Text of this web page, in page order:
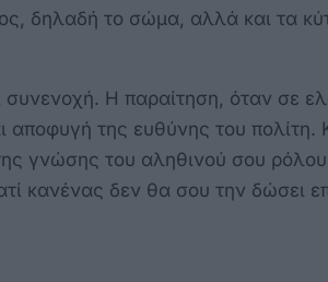
δηλαδή το σώμα, αλλά και τα
συνενοχή. Η παραίτηση, όταν σε
αποφυγή της ευθύνης του πολίτη.
της γνώσης του αληθινού σου
κανένας δεν θα σου την δώσει